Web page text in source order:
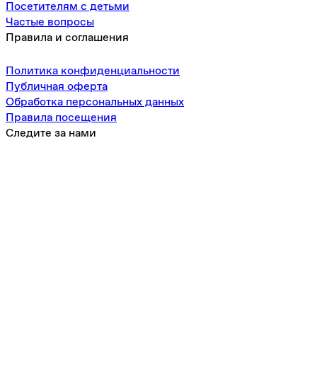
Посетителям с детьми
Частые вопросы
Правила и соглашения
Политика конфиденциальности
Публичная оферта
Обработка персональных данных
Правила посещения
Следите за нами